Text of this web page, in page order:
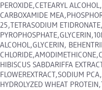
PEROXIDE,CETEARYL
CARBOXAMIDE
25,TETRASODIUM
ALCOHOL,GLYCERIN,
HIBISCUS SABDARIFFA
FLOWEREXTRACT,SODIUM
HYDROLYZED WHEAT